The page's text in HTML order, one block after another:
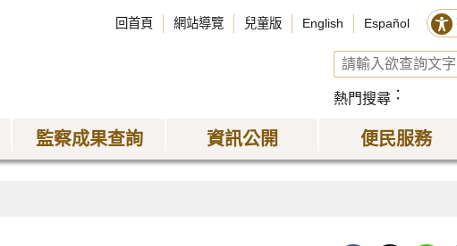
回首頁 網站導覽 兒童版 English Español
熱門搜尋
監察成果查詢 資訊公開 便民服務